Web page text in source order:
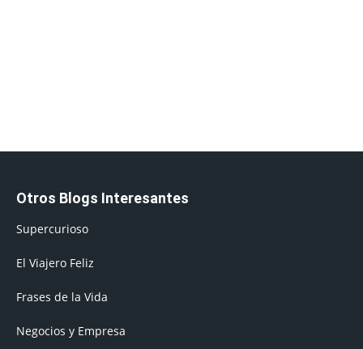
Otros Blogs Interesantes
Supercurioso
El Viajero Feliz
Frases de la Vida
Negocios y Empresa